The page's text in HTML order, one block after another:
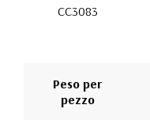
CC3083
Peso per
pezzo